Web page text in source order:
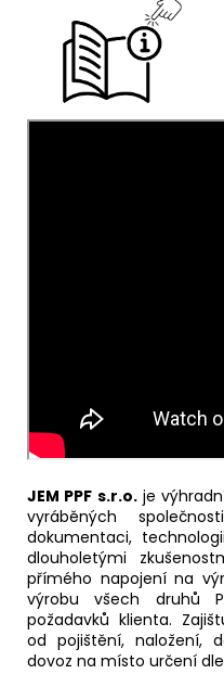
JEM PPF s.r.o.je
vyráběných
dokumentaci,
dlouholetými
přímého napojení na
výrobu všech druhů
požadavků klienta.
od pojištění, naložení,
dovoz na místo určení